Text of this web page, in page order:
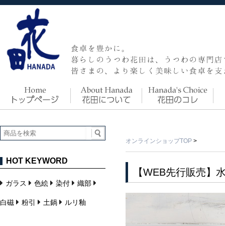
オンラインショップTOP >
【WEB先行販売】
HOT KEYWORD
ガラス 色絵 染付 織部
白磁 粉引 土鍋 ルリ釉